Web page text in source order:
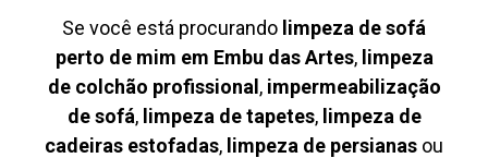
Se você está procurando limpeza de sofá
perto de mim em Embu das Artes, limpeza
de colchão profissional , impermeabilização
de sofá, limpeza de tapetes, limpeza de
cadeiras estofadas, limpeza de persianas ou